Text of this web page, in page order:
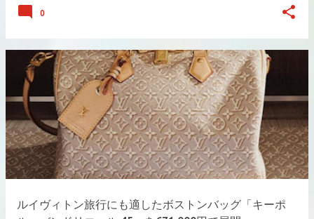
0
ルイヴィトン旅行にも適したボストンバッグ「キーポ